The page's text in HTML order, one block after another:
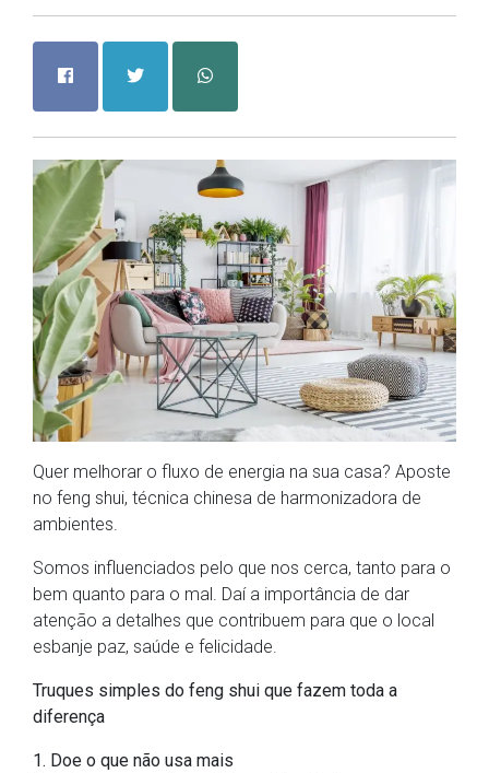
Quer melhorar o fluxo de energia na sua casa? Aposte
no feng shui, técnica chinesa de harmonizadora de
ambientes.
Somos influenciados pelo que nos cerca, tanto para o
bem quanto para o mal. Daí a importância de dar
atenção a detalhes que contribuem para que o local
esbanje paz, saúde e felicidade.
Truques simples do feng shui que fazem toda a
diferença
1. Doe o que não usa mais